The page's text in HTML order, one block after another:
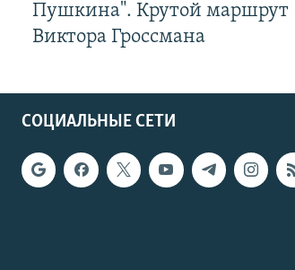
Пушкина". Крутой маршрут
Виктора Гроссмана
СОЦИАЛЬНЫЕ СЕТИ